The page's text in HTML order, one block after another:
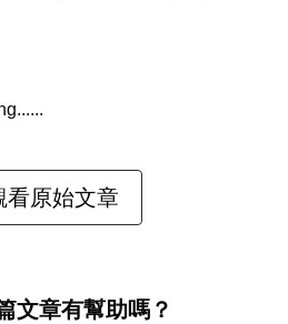
看原始文章
文章有幫助嗎？